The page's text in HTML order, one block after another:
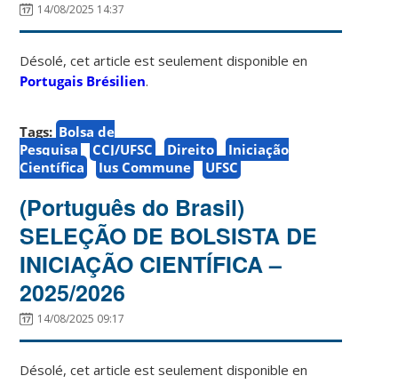
14/08/2025 14:37
Désolé, cet article est seulement disponible en
Portugais Brésilien.
Tags: Bolsa de
Pesquisa
CCJ/UFSC Direito
Iniciação
Científica
Ius Commune UFSC
(Português do Brasil)
SELEÇÃO DE BOLSISTA DE
INICIAÇÃO CIENTÍFICA –
2025/2026
14/08/2025 09:17
Désolé, cet article est seulement disponible en